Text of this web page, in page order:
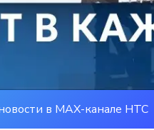
в MAX-канале НТС